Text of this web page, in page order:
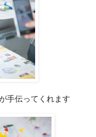
手伝ってくれます